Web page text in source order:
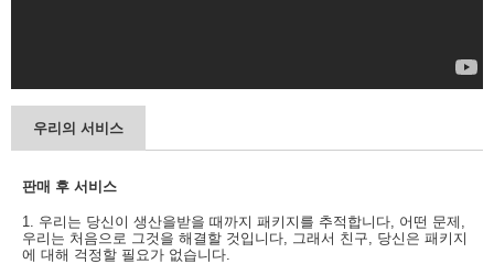
우리의 서비스
판매 후 서비스
1. 우리는 당신이 생산을받을 때까지 패키지를 추적합니다, 어떤 문제,
우리는 처음으로 그것을 해결할 것입니다, 그래서 친구, 당신은 패키지
에 대해 걱정할 필요가 없습니다.